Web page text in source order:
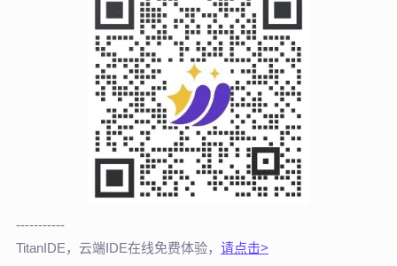
-----------
TitanIDE，云端IDE在线免费体验， 请点击>